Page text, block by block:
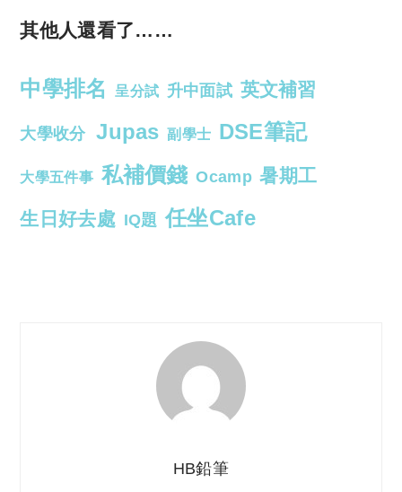
其他人還看了……
中學排名 呈分試 升中面試 英文補習
大學收分 Jupas 副學士 DSE筆記
大學五件事 私補價錢 Ocamp 暑期工
生日好去處 IQ題 任坐Cafe
HB鉛筆